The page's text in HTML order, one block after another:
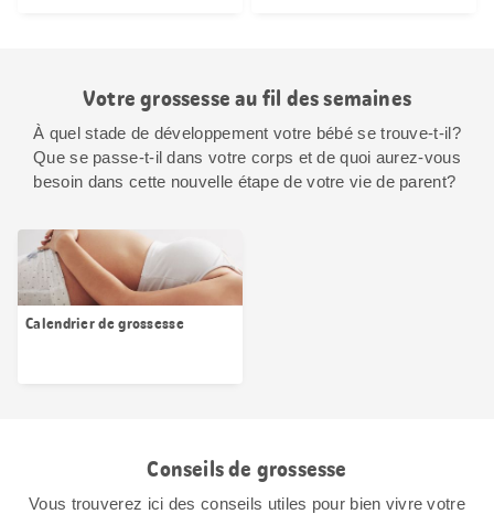
Votre grossesse au fil des semaines
À quel stade de développement votre bébé se trouve-t-il?
Que se passe-t-il dans votre corps et de quoi aurez-vous
besoin dans cette nouvelle étape de votre vie de parent?
Calendrier de grossesse
Conseils de grossesse
Vous trouverez ici des conseils utiles pour bien vivre votre